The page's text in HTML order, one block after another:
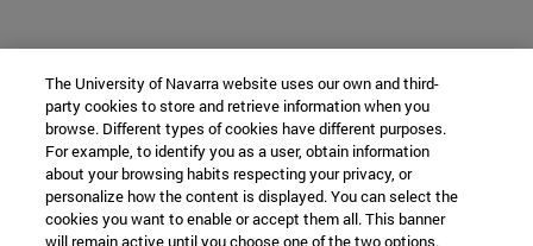
The University of Navarra website uses our own and third-
party cookies to store and retrieve information when you
browse. Different types of cookies have different purposes.
For example, to identify you as a user, obtain information
about your browsing habits respecting your privacy, or
personalize how the content is displayed. You can select the
cookies you want to enable or accept them all. This banner
will remain active until you choose one of the two options.